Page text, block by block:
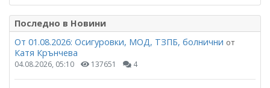
Последно в Новини
От 01.08.2026: Осигуровки, МОД, ТЗПБ, болнични от
Катя Крънчева
04.08.2026, 05:10 137651 4